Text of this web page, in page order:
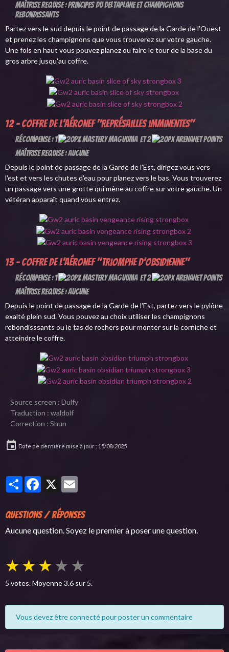
Maîtrise requise : Principes du deltaplane et champignons
rebondissants
Partez vers le sud depuis le point de passage de la Garde de l'Ouest
et prenez les champignons que vous trouverez sur votre gauche.
Une fois en haut vous pouvez planez ou faire le tour de la base du
gros arbre jusqu'au coffre.
12 - Coffre de l'aéronef "Représailles imminentes"
Récompense : 1
et 2
Maîtrise requise : Aucune
Depuis le point de passage de la Garde de l'Est, dirigez vous vers
l'est et vers les chutes d'eau pour planez vers le bas. Vous trouverez
un passage vers une grotte qui mène au coffre sur votre gauche. Un
vétéran apparaît quand vous entrez.
13 - Coffre de l'aéronef "Triomphe d'obsidienne"
Récompense : 1
et 2
Maîtrise requise : Aucune
Depuis le point de passage de la Garde de l'Est, partez vers le pylône
exalté plein sud. Vous pouvez au choix utiliser les champignons
rebondisssants ou le tas de rochers pour monter sur la corniche et
atteindre le coffre.
Source screen : Dulfy
Traduction : waldolf
Correction : Shun
Date de dernière mise à jour : 15/08/2025
PartagerFacebook
X
Questions / Réponses
Aucune question. Soyez le premier à poser une question.
★★★ ★ ★
5 votes. Moyenne3.6 sur 5.
Vous devez être connecté pour poster un commentaire